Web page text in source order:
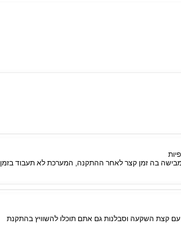
מבישה בה זמן קצר לאחר ההתקנה, המערכת לא תעבוד בזמן
קצת השקעה וסבלנות גם אתם תוכלו להשוויץ בהתקנת